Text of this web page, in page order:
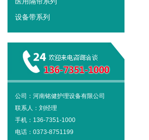
设备带系列
公司：河南铭健护理设备有限公司
联系人：刘经理
手机：136-7351-1000
电话：0373-8751199